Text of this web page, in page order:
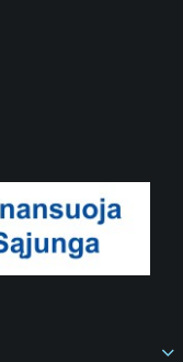
ir grožį.